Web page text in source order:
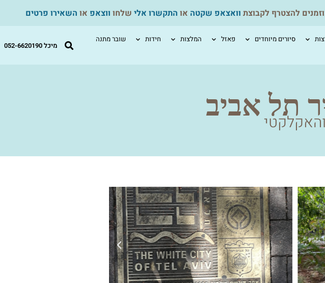
להצטרף לקבוצת וואצאפ שקטה או התקשרו אלי שלחו ווצאפ או השאירו פרטים
סיורים מיוחדים פאזל המלצות חידות
שובר מתנה
מיכל 052-6620190
תל אביב